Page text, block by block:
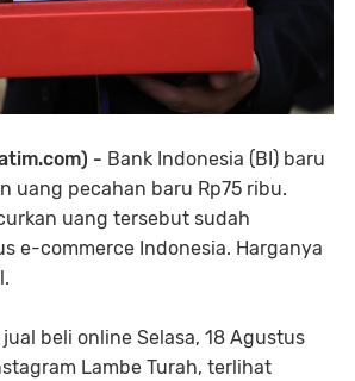
- Bank Indonesia (BI) baru
uang pecahan baru Rp75 ribu.
uang tersebut sudah
e-commerce Indonesia. Harganya
beli online Selasa, 18 Agustus
Lambe Turah, terlihat